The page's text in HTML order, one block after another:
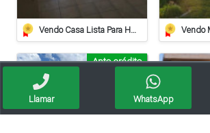
Vendo Casa Lista Para Habitar
Apto crédito
Llamar WhatsApp